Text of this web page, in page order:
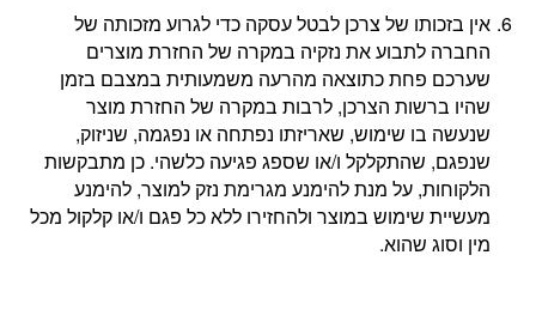
אין בזכותו של צרכן לבטל עסקה כדי לגרוע מזכותה של
החברה לתבוע את נזקיה במקרה של החזרת מוצרים
שערכם פחת כתוצאה מהרעה משמעותית במצבם בזמן
שהיו ברשות הצרכן, לרבות במקרה של החזרת מוצר
שנעשה בו שימוש, שאריזתו נפתחה או נפגמה, שניזוק,
שנפגם, שהתקלקל ו/או שספג פגיעה כלשהי. כן מתבקשות
הלקוחות, על מנת להימנע מגרימת נזק למוצר, להימנע
מעשיית שימוש במוצר ולהחזירו ללא כל פגם ו/או קלקול מכל
מין וסוג שהוא.